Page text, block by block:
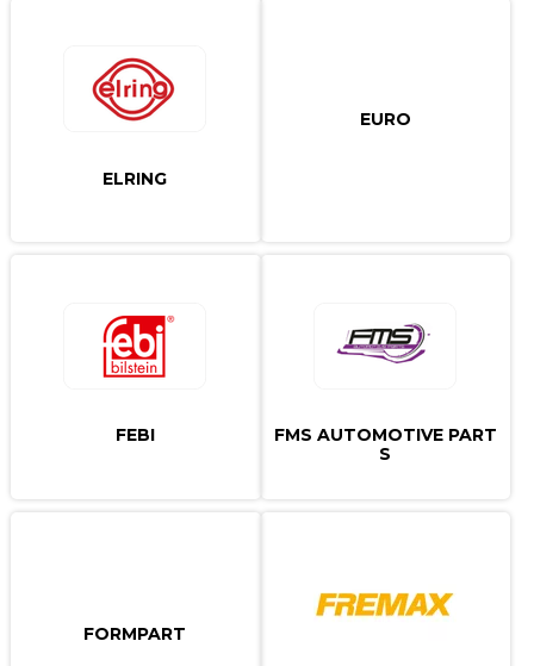
ELRING
EURO
FEBI
FMS AUTOMOTIVE PART
S
FORMPART